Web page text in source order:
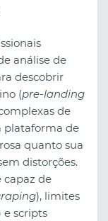
análise de
descobrir
(pre-landing
de
plataforma de
quanto sua
distorções.
de
), limites
e scripts